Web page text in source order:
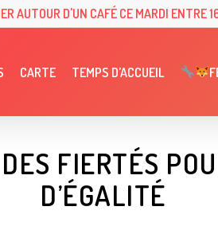
AUTOUR D'UN CAFÉ CE MARDI ENTRE
CARTE TEMPS D’ACCUEIL
FIERTÉS
D’ÉGALITÉ